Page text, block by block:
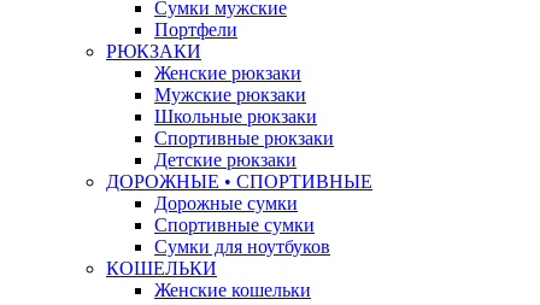
Сумки мужские
Портфели
РЮКЗАКИ
Женские рюкзаки
Мужские рюкзаки
Школьные рюкзаки
Спортивные рюкзаки
Детские рюкзаки
ДОРОЖНЫЕ • СПОРТИВНЫЕ
Дорожные сумки
Спортивные сумки
Сумки для ноутбуков
КОШЕЛЬКИ
Женские кошельки